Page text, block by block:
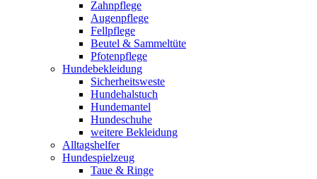
Zahnpflege
Augenpflege
Fellpflege
Beutel & Sammeltüte
Pfotenpflege
Hundebekleidung
Sicherheitsweste
Hundehalstuch
Hundemantel
Hundeschuhe
weitere Bekleidung
Alltagshelfer
Hundespielzeug
Taue & Ringe